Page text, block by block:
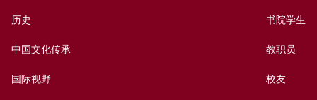
历史
中国文化传承
国际视野
书院学生
教职员
校友